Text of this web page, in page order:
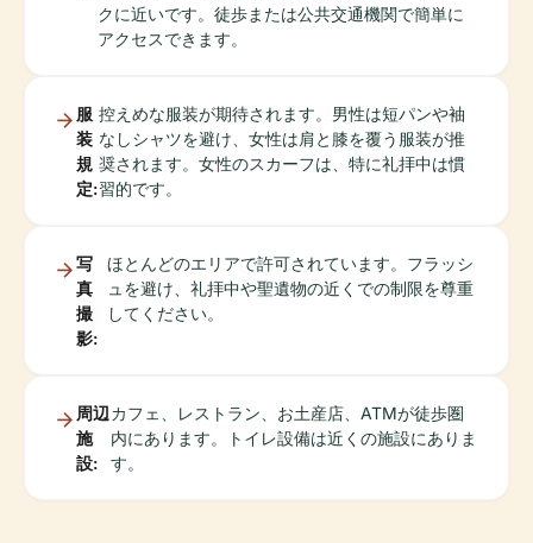
クに近いです。徒歩または公共交通機関で簡単に
アクセスできます。
服
装
規
定:
控えめな服装が期待されます。男性は短パンや袖
なしシャツを避け、女性は肩と膝を覆う服装が推
奨されます。女性のスカーフは、特に礼拝中は慣
習的です。
写
真
撮
影:
ほとんどのエリアで許可されています。フラッシ
ュを避け、礼拝中や聖遺物の近くでの制限を尊重
してください。
周辺
施
設:
カフェ、レストラン、お土産店、ATMが徒歩圏
内にあります。トイレ設備は近くの施設にありま
す。